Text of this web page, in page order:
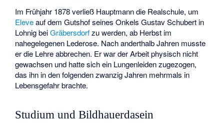
Im Frühjahr 1878 verließ Hauptmann die Realschule, um
Eleveauf dem Gutshof seines Onkels Gustav Schubert in
LohnigbeiGräbersdorfzu werden, ab Herbst im
nahegelegenen Lederose. Nach anderthalb Jahren musste
er die Lehre abbrechen. Er war der Arbeit physisch nicht
gewachsen und hatte sich ein Lungenleiden zugezogen,
das ihn in den folgenden zwanzig Jahren mehrmals in
Lebensgefahr brachte.
Studium und Bildhauerdasein